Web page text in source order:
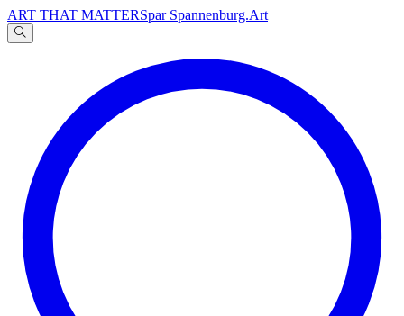
ART THAT MATTERSpar Spannenburg.Art
文